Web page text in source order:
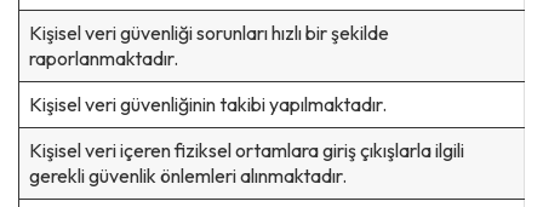
Kişisel veri güvenliği sorunları hızlı bir şekilde
raporlanmaktadır.
Kişisel veri güvenliğinin takibi yapılmaktadır.
Kişisel veri içeren fiziksel ortamlara giriş çıkışlarla ilgili
gerekli güvenlik önlemleri alınmaktadır.